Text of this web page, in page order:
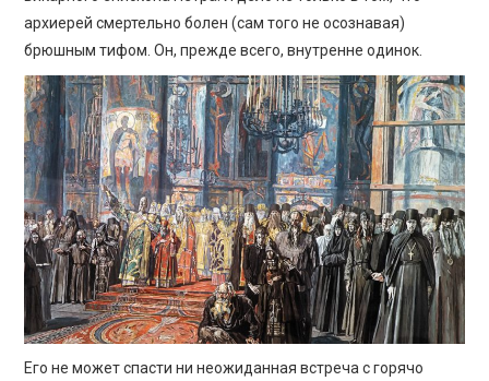
архиерей смертельно болен (сам того не осознавая)
брюшным тифом. Он, прежде всего, внутренне одинок.
Его не может спасти ни неожиданная встреча с горячо